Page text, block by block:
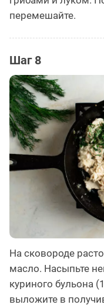
перемешайте.
Шаг 8
На сковороде
масло. Насыпьте
куриного бульона
выложите в